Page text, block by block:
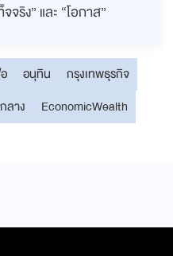
ริง” และ “โอกาส”
อนุทิน
กรุงเทพธุรกิจ
ลาง EconomicWealth